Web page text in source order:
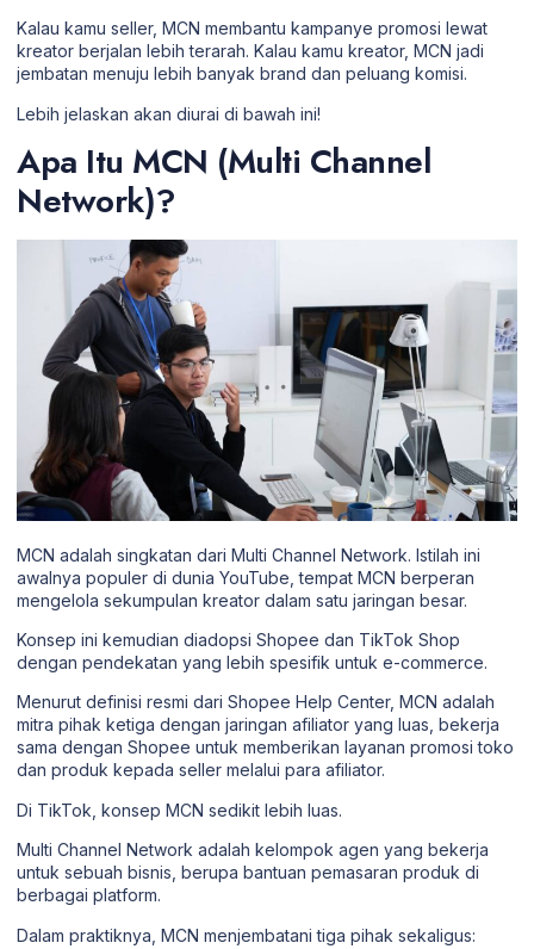
Kalau kamu seller, MCN membantu kampanye promosi lewat
kreator berjalan lebih terarah. Kalau kamu kreator, MCN jadi
jembatan menuju lebih banyak brand dan peluang komisi.
Lebih jelaskan akan diurai di bawah ini!
Apa Itu MCN (Multi Channel
Network)?
MCN adalah singkatan dari Multi Channel Network. Istilah ini
awalnya populer di dunia YouTube, tempat MCN berperan
mengelola sekumpulan kreator dalam satu jaringan besar.
Konsep ini kemudian diadopsi Shopee dan TikTok Shop
dengan pendekatan yang lebih spesifik untuk e-commerce.
Menurut definisi resmi dari Shopee Help Center, MCN adalah
mitra pihak ketiga dengan jaringan afiliator yang luas, bekerja
sama dengan Shopee untuk memberikan layanan promosi toko
dan produk kepada seller melalui para afiliator.
Di TikTok, konsep MCN sedikit lebih luas.
Multi Channel Network adalah kelompok agen yang bekerja
untuk sebuah bisnis, berupa bantuan pemasaran produk di
berbagai platform.
Dalam praktiknya, MCN menjembatani tiga pihak sekaligus: